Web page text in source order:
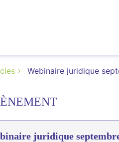
Webinaire juridique
juridique